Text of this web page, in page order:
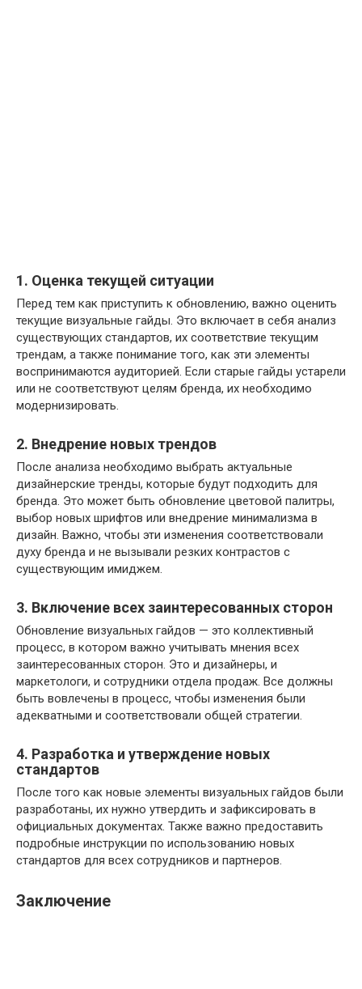
1. Оценка текущей ситуации
Перед тем как приступить к обновлению, важно оценить
текущие визуальные гайды. Это включает в себя анализ
существующих стандартов, их соответствие текущим
трендам, а также понимание того, как эти элементы
воспринимаются аудиторией. Если старые гайды устарели
или не соответствуют целям бренда, их необходимо
модернизировать.
2. Внедрение новых трендов
После анализа необходимо выбрать актуальные
дизайнерские тренды, которые будут подходить для
бренда. Это может быть обновление цветовой палитры,
выбор новых шрифтов или внедрение минимализма в
дизайн. Важно, чтобы эти изменения соответствовали
духу бренда и не вызывали резких контрастов с
существующим имиджем.
3. Включение всех заинтересованных сторон
Обновление визуальных гайдов — это коллективный
процесс, в котором важно учитывать мнения всех
заинтересованных сторон. Это и дизайнеры, и
маркетологи, и сотрудники отдела продаж. Все должны
быть вовлечены в процесс, чтобы изменения были
адекватными и соответствовали общей стратегии.
4. Разработка и утверждение новых
стандартов
После того как новые элементы визуальных гайдов были
разработаны, их нужно утвердить и зафиксировать в
официальных документах. Также важно предоставить
подробные инструкции по использованию новых
стандартов для всех сотрудников и партнеров.
Заключение